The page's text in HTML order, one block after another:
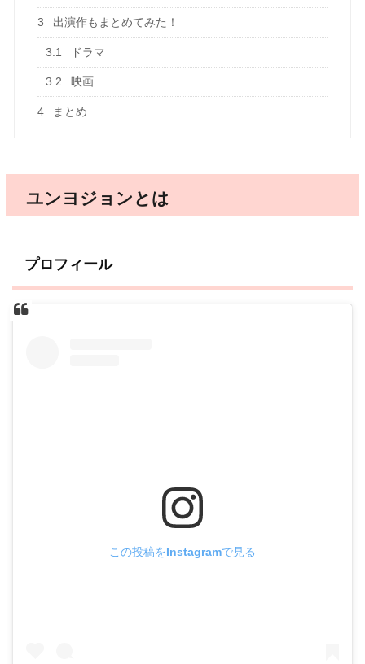
3 出演作もまとめてみた！
3.1 ドラマ
3.2 映画
4 まとめ
ユンヨジョンとは
プロフィール
この投稿をInstagramで見る